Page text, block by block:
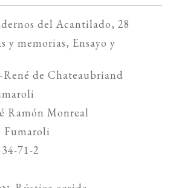
del Acantilado, 28
y memorias, Ensayo y
René de Chateaubriand
Ramón Monreal
Fumaroli
71-2